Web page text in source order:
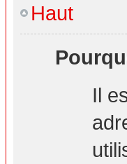
Haut
Il